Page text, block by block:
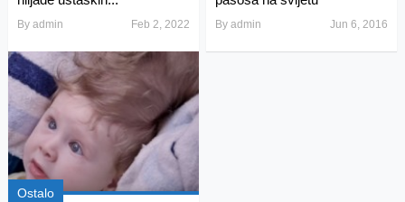
By admin Feb 2, 2022 Byadmin Jun 6, 2016
Ostalo